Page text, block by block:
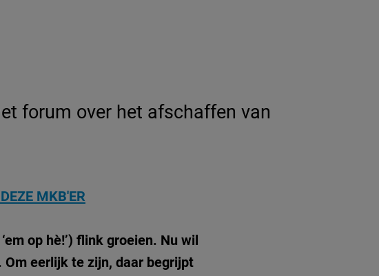
forum over het afschaffen van
MKB'ER
op hè!’) flink groeien. Nu wil
eerlijk te zijn, daar begrijpt